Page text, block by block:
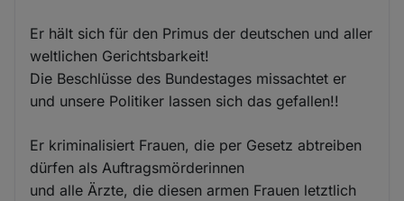
Er hält sich für den Primus der deutschen und aller
weltlichen Gerichtsbarkeit!
Die Beschlüsse des Bundestages missachtet er
und unsere Politiker lassen sich das gefallen!!
Er kriminalisiert Frauen, die per Gesetz abtreiben
dürfen als Auftragsmörderinnen
und alle Ärzte, die diesen armen Frauen letztlich